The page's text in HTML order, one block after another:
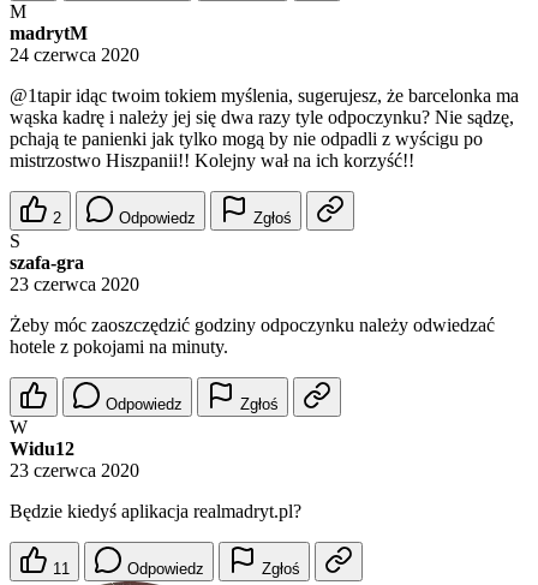
M
madrytM
24 czerwca 2020
@1tapiridąc twoim tokiem myślenia, sugerujesz, że barcelonka ma
wąska kadrę i należy jej się dwa razy tyle odpoczynku? Nie sądzę,
pchają te panienki jak tylko mogą by nie odpadli z wyścigu po
mistrzostwo Hiszpanii!! Kolejny wał na ich korzyść!!
2 Odpowiedz Zgłoś
S
szafa-gra
23 czerwca 2020
Żeby móc zaoszczędzić godziny odpoczynku należy odwiedzać
hotele z pokojami na minuty.
Odpowiedz Zgłoś
W
Widu12
23 czerwca 2020
Będzie kiedyś aplikacja realmadryt.pl?
11 Odpowiedz Zgłoś